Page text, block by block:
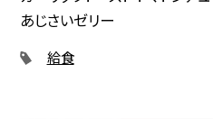
あじさいゼリー
給食